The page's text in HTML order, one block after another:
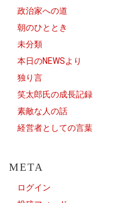
政治家への道
朝のひととき
未分類
本日のNEWSより
独り言
笑太郎氏の成長記録
素敵な人の話
経営者としての言葉
META
ログイン